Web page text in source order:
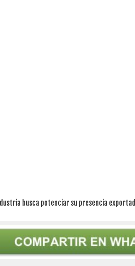
busca potenciar su presencia